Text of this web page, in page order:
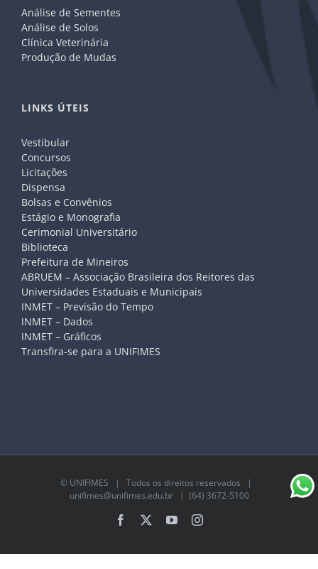
Análise de Sementes
Análise de Solos
Clínica Veterinária
Produção de Mudas
LINKS ÚTEIS
Vestibular
Concursos
Licitações
Dispensa
Bolsas e Convênios
Estágio e Monografia
Cerimonial Universitário
Biblioteca
Prefeitura de Mineiros
ABRUEM – Associação Brasileira dos Reitores das
Universidades Estaduais e Municipais
INMET – Previsão do Tempo
INMET – Dados
INMET – Gráficos
Transfira-se para a UNIFIMES
© UNIFIMES | Todos os direitos reservados |
unifimes@unifimes.edu.br| (64) 3672-5100
Facebook YouTubeInstagram